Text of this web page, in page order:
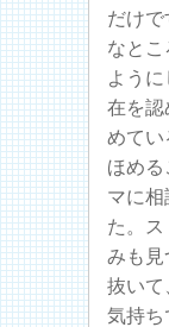
だけ
なと
よう
在を認
めてい
ほめ
マに
た。
みも見
抜いて
気持ち